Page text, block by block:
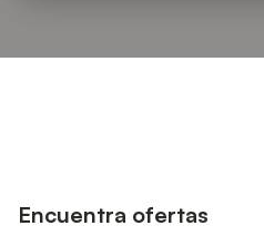
Encuentra ofertas